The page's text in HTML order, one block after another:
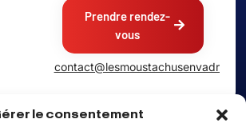
le consentement
Prendre rendez-
vous